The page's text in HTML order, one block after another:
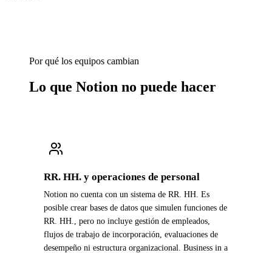
Por qué los equipos cambian
Lo que Notion no puede hacer
RR. HH. y operaciones de personal
Notion no cuenta con un sistema de RR. HH. Es
posible crear bases de datos que simulen funciones de
RR. HH., pero no incluye gestión de empleados,
flujos de trabajo de incorporación, evaluaciones de
desempeño ni estructura organizacional. Business in a